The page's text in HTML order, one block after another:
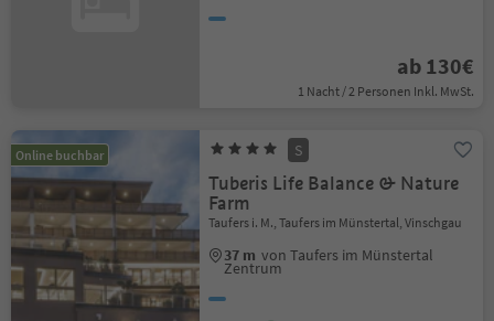
ab 130€
1 Nacht / 2 Personen Inkl. MwSt.
Online buchbar S
Tuberis Life Balance & Nature
Farm
Taufers i. M., Taufers im Münstertal, Vinschgau
37 m von Taufers im Münstertal
Zentrum